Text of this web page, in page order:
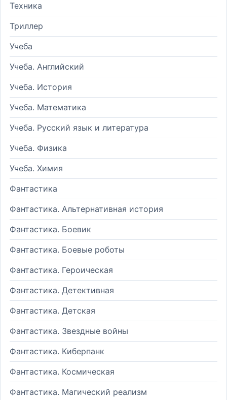
Техника
Триллер
Учеба
Учеба. Английский
Учеба. История
Учеба. Математика
Учеба. Русский язык и литература
Учеба. Физика
Учеба. Химия
Фантастика
Фантастика. Альтернативная история
Фантастика. Боевик
Фантастика. Боевые роботы
Фантастика. Героическая
Фантастика. Детективная
Фантастика. Детская
Фантастика. Звездные войны
Фантастика. Киберпанк
Фантастика. Космическая
Фантастика. Магический реализм